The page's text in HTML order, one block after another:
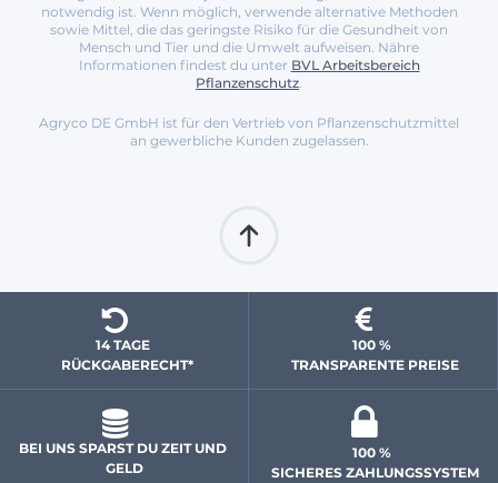
notwendig ist. Wenn möglich, verwende alternative Methoden
sowie Mittel, die das geringste Risiko für die Gesundheit von
Mensch und Tier und die Umwelt aufweisen. Nähre
Informationen findest du unter BVL Arbeitsbereich
Pflanzenschutz.
Agryco DE GmbH ist für den Vertrieb von Pflanzenschutzmittel
an gewerbliche Kunden zugelassen.
14 TAGE
  RÜCKGABERECHT*
100 %
TRANSPARENTE PREISE
BEI UNS SPARST DU ZEIT UND
GELD
100 %
SICHERES ZAHLUNGSSYSTEM